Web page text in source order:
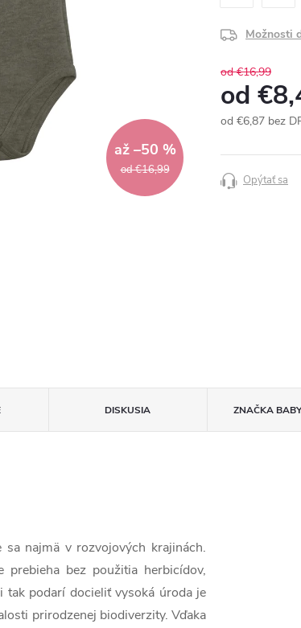
od €16,99
až –50 %
Možnosti
od €16,99
od
od €6,87 bez
cena:
Opýtať sa
DISKUSIA ZNAČKA
najmä v rozvojových krajinách.
prebieha bez použitia herbicídov,
tak podarí docieliť vysoká úroda je
prirodzenej biodiverzity. Vďaka